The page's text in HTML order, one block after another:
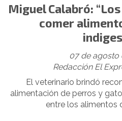
Miguel Calabró:
comer
Redacción El
07 de agosto
El veterinario brindó
alimentación de perros y
entre los alimentos